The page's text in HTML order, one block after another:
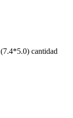
cantidad